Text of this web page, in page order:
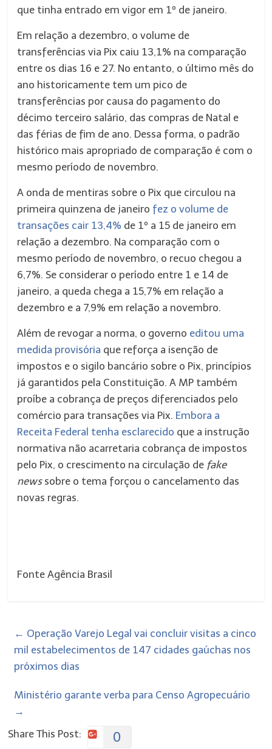
que tinha entrado em vigor em 1º de janeiro.
Em relação a dezembro, o volume de
transferências via Pix caiu 13,1% na comparação
entre os dias 16 e 27. No entanto, o último mês do
ano historicamente tem um pico de
transferências por causa do pagamento do
décimo terceiro salário, das compras de Natal e
das férias de fim de ano. Dessa forma, o padrão
histórico mais apropriado de comparação é com o
mesmo período de novembro.
A onda de mentiras sobre o Pix que circulou na
primeira quinzena de janeiro fez o volume de
transações cair 13,4% de 1º a 15 de janeiro em
relação a dezembro. Na comparação com o
mesmo período de novembro, o recuo chegou a
6,7%. Se considerar o período entre 1 e 14 de
janeiro, a queda chega a 15,7% em relação a
dezembro e a 7,9% em relação a novembro.
Além de revogar a norma, o governo editou uma
medida provisória que reforça a isenção de
impostos e o sigilo bancário sobre o Pix, princípios
já garantidos pela Constituição. A MP também
proíbe a cobrança de preços diferenciados pelo
comércio para transações via Pix. Embora a
Receita Federal tenha esclarecido que a instrução
normativa não acarretaria cobrança de impostos
pelo Pix, o crescimento na circulação de fake
newssobre o tema forçou o cancelamento das
novas regras.
Fonte Agência Brasil
← Operação Varejo Legal vai concluir visitas a cinco
mil estabelecimentos de 147 cidades gaúchas nos
próximos dias
Ministério garante verba para Censo Agropecuário
→
Share This Post:
0